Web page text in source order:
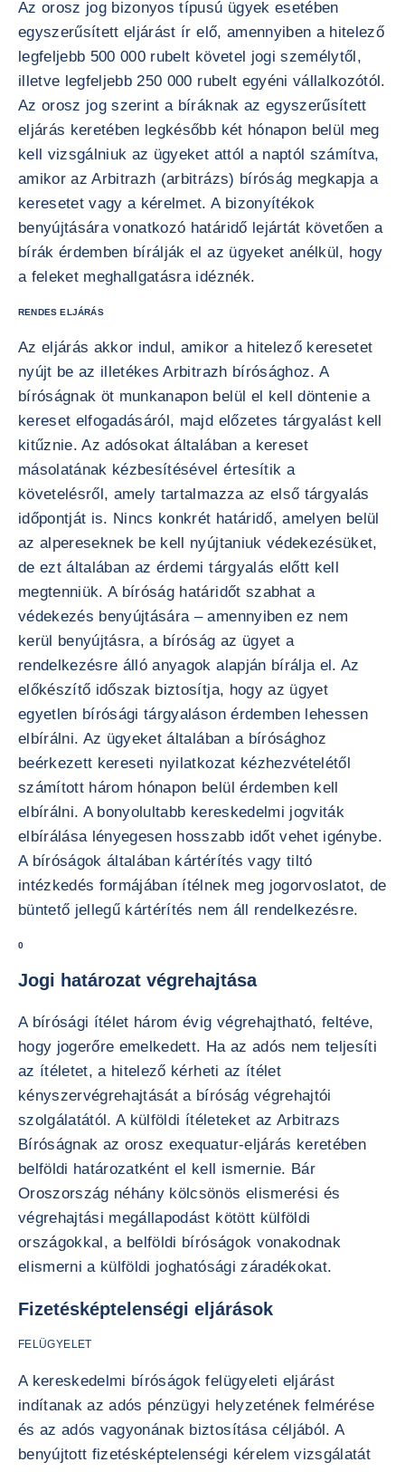
Az orosz jog bizonyos típusú ügyek esetében
egyszerűsített eljárást ír elő, amennyiben a hitelező
legfeljebb 500 000 rubelt követel jogi személytől,
illetve legfeljebb 250 000 rubelt egyéni vállalkozótól.
Az orosz jog szerint a bíráknak az egyszerűsített
eljárás keretében legkésőbb két hónapon belül meg
kell vizsgálniuk az ügyeket attól a naptól számítva,
amikor az Arbitrazh (arbitrázs) bíróság megkapja a
keresetet vagy a kérelmet. A bizonyítékok
benyújtására vonatkozó határidő lejártát követően a
bírák érdemben bírálják el az ügyeket anélkül, hogy
a feleket meghallgatásra idéznék.
RENDES ELJÁRÁS
Az eljárás akkor indul, amikor a hitelező keresetet
nyújt be az illetékes Arbitrazh bírósághoz. A
bíróságnak öt munkanapon belül el kell döntenie a
kereset elfogadásáról, majd előzetes tárgyalást kell
kitűznie. Az adósokat általában a kereset
másolatának kézbesítésével értesítik a
követelésről, amely tartalmazza az első tárgyalás
időpontját is. Nincs konkrét határidő, amelyen belül
az alpereseknek be kell nyújtaniuk védekezésüket,
de ezt általában az érdemi tárgyalás előtt kell
megtenniük. A bíróság határidőt szabhat a
védekezés benyújtására – amennyiben ez nem
kerül benyújtásra, a bíróság az ügyet a
rendelkezésre álló anyagok alapján bírálja el. Az
előkészítő időszak biztosítja, hogy az ügyet
egyetlen bírósági tárgyaláson érdemben lehessen
elbírálni. Az ügyeket általában a bírósághoz
beérkezett kereseti nyilatkozat kézhezvételétől
számított három hónapon belül érdemben kell
elbírálni. A bonyolultabb kereskedelmi jogviták
elbírálása lényegesen hosszabb időt vehet igénybe.
A bíróságok általában kártérítés vagy tiltó
intézkedés formájában ítélnek meg jogorvoslatot, de
büntető jellegű kártérítés nem áll rendelkezésre.
0
Jogi határozat végrehajtása
A bírósági ítélet három évig végrehajtható, feltéve,
hogy jogerőre emelkedett. Ha az adós nem teljesíti
az ítéletet, a hitelező kérheti az ítélet
kényszervégrehajtását a bíróság végrehajtói
szolgálatától. A külföldi ítéleteket az Arbitrazs
Bíróságnak az orosz exequatur-eljárás keretében
belföldi határozatként el kell ismernie. Bár
Oroszország néhány kölcsönös elismerési és
végrehajtási megállapodást kötött külföldi
országokkal, a belföldi bíróságok vonakodnak
elismerni a külföldi joghatósági záradékokat.
Fizetésképtelenségi eljárások
FELÜGYELET
A kereskedelmi bíróságok felügyeleti eljárást
indítanak az adós pénzügyi helyzetének felmérése
és az adós vagyonának biztosítása céljából. A
benyújtott fizetésképtelenségi kérelem vizsgálatát